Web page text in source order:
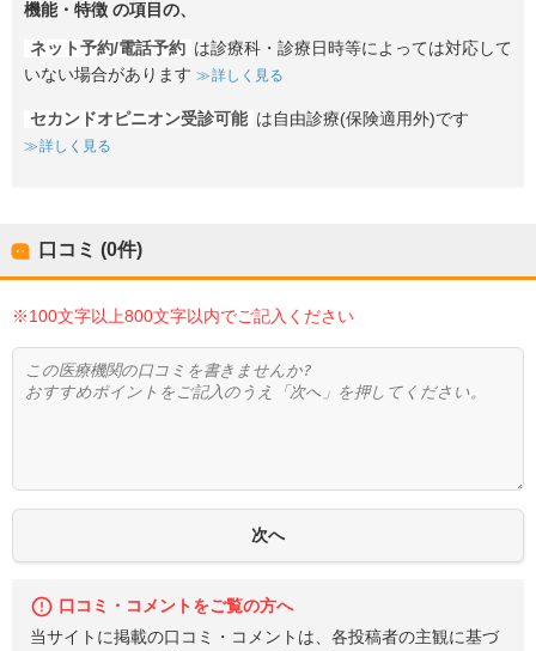
機能・特徴 の項目の、
ネット予約/電話予約 は診療科・診療日時等によっては対応して
いない場合があります
詳しく見る
セカンドオピニオン受診可能 は自由診療(保険適用外)です
詳しく見る
口コミ (0件)
※100文字以上800文字以内でご記入ください
口コミ・コメントをご覧の方へ
当サイトに掲載の口コミ・コメントは、各投稿者の主観に基づ